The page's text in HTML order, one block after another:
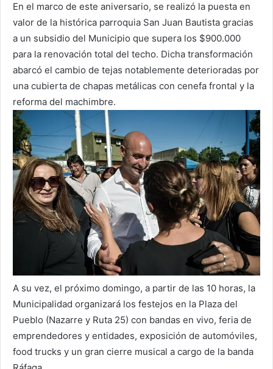
En el marco de este aniversario, se realizó la puesta en
valor de la histórica parroquia San Juan Bautista gracias
a un subsidio del Municipio que supera los $900.000
para la renovación total del techo. Dicha transformación
abarcó el cambio de tejas notablemente deterioradas por
una cubierta de chapas metálicas con cenefa frontal y la
reforma del machimbre.
A su vez, el próximo domingo, a partir de las 10 horas, la
Municipalidad organizará los festejos en la Plaza del
Pueblo (Nazarre y Ruta 25) con bandas en vivo, feria de
emprendedores y entidades, exposición de automóviles,
food trucks y un gran cierre musical a cargo de la banda